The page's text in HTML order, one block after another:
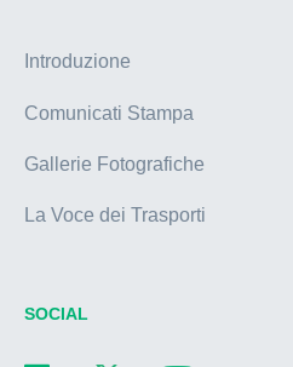
Introduzione
Comunicati Stampa
Gallerie Fotografiche
La Voce dei Trasporti
SOCIAL